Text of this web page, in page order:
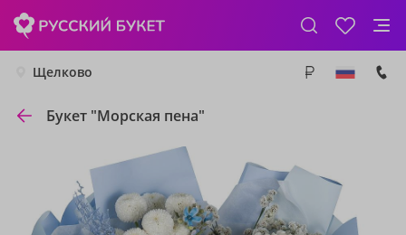
Щелково
Букет "Морская пена"